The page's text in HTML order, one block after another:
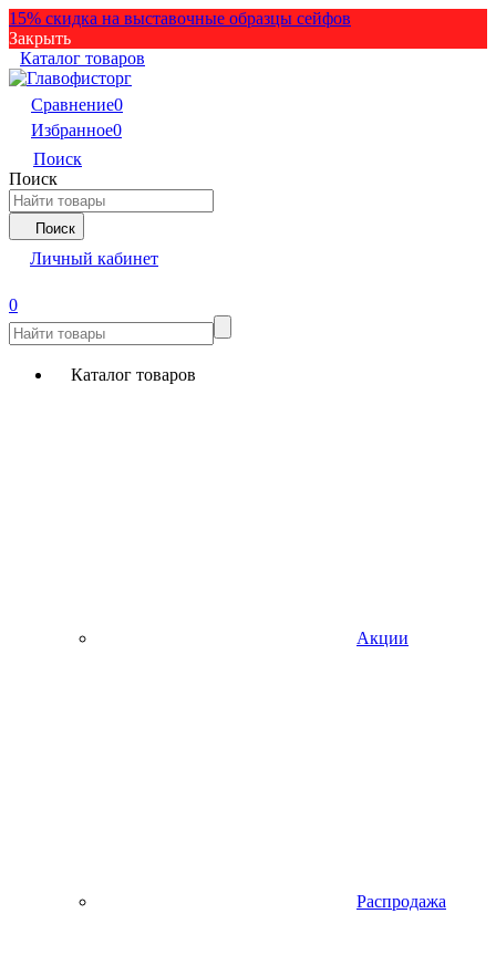
15% скидка на выставочные образцы сейфов
Закрыть
Каталог товаров
Сравнение0
Избранное0
Поиск
Поиск
Поиск
Личный кабинет
0
Каталог товаров
Акции
Распродажа